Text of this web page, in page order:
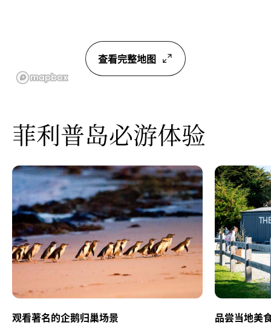
查看完整地图
菲利普岛必游体验
观看著名的企鹅归巢场景
品尝当地美